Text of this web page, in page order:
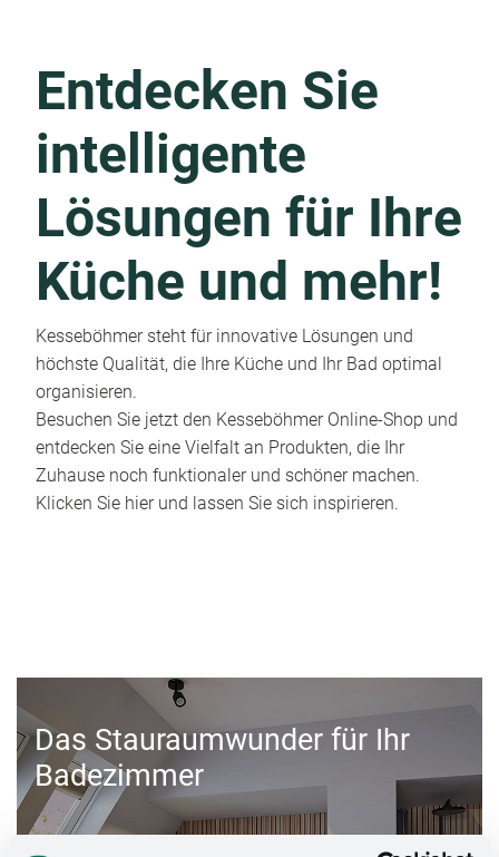
Entdecken Sie
intelligente
Lösungen für Ihre
Küche und mehr!
Kesseböhmer steht für innovative Lösungen und
höchste Qualität, die Ihre Küche und Ihr Bad optimal
organisieren.
Besuchen Sie jetzt den Kesseböhmer Online-Shop und
entdecken Sie eine Vielfalt an Produkten, die Ihr
Zuhause noch funktionaler und schöner machen.
Klicken Sie hier und lassen Sie sich inspirieren.
Das Stauraumwunder für Ihr
Badezimmer